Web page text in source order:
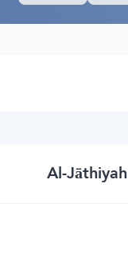
Al-Jāthiyah